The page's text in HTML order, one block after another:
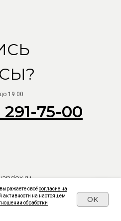
75-00
19:00
своёсогласие на
активности на настоящем
обработки
OK